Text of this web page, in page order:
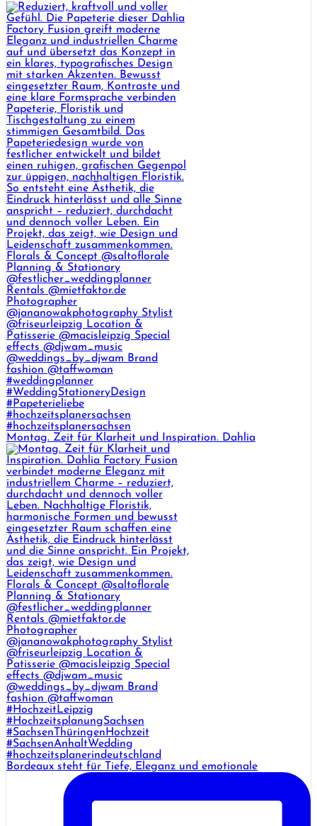
Montag. Zeit für Klarheit und Inspiration. Dahlia
Bordeaux steht für Tiefe, Eleganz und emotionale